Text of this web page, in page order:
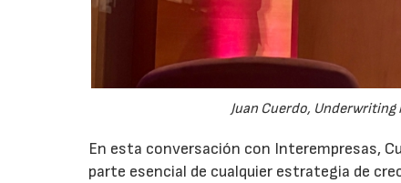
Juan Cuerdo, Underwriting
En esta conversación con Interempresas,
parte esencial de cualquier estrategia de